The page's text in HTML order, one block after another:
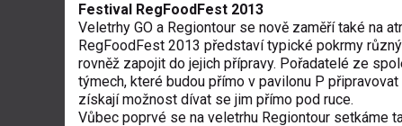
Festival RegFoodFest 2013
Veletrhy GO a Regiontour se nově zaměří také na
RegFoodFest 2013 představí typické pokrmy
rovněž zapojit do jejich přípravy. Pořadatelé ze
týmech, které budou přímo v pavilonu P
získají možnost dívat se jim přímo pod ruce.
Vůbec poprvé se na veletrhu Regiontour setkáme